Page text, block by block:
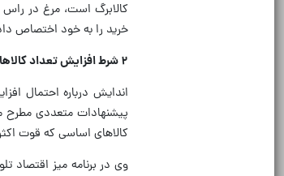
خرید را به خود اختصاص
۲ شرط افزایش تعداد کالاها
پیشنهادات متعددی مطرح
کالاهای اساسی که قوت
وی در برنامه میز اقتصاد